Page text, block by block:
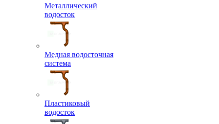
Металлический
водосток
Медная водосточная
система
Пластиковый
водосток